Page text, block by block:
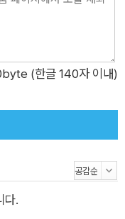
볼썽사납다고 이야기
없이 전국
저자는 글이란 책상 앞
뿐만 아니라 글쓰기의
조언하며 열린 소통을
는 사유의 과정까지 감
떨까.
(한글 140자 이내)
다.